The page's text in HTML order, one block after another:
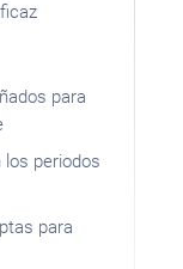
para
los periodos
para